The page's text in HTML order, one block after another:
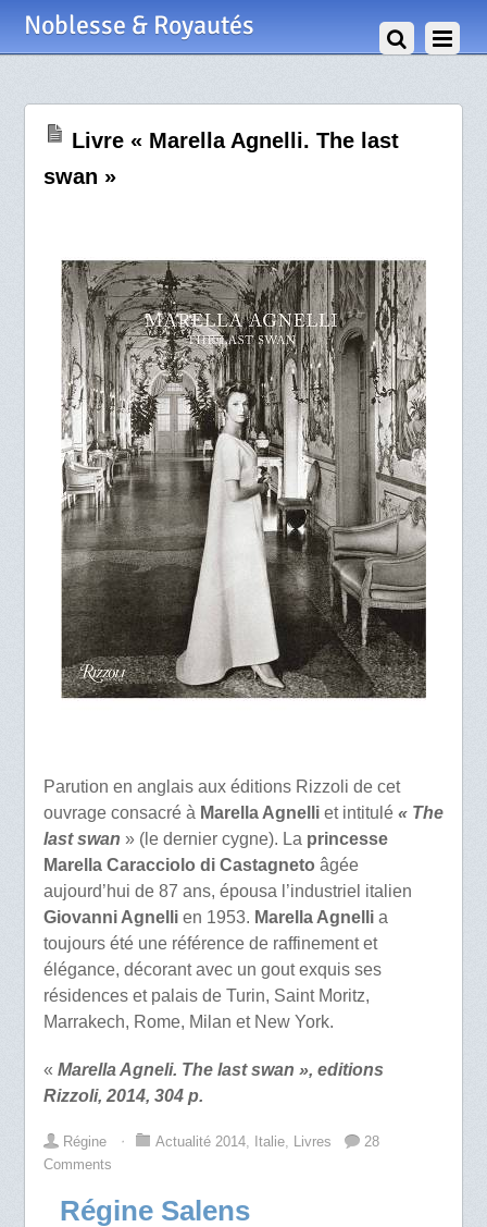
Noblesse & Royautés
Livre « Marella Agnelli. The last
swan »
Parution en anglais aux éditions Rizzoli de cet
ouvrage consacré à Marella Agnelliet intitulé « The
last swan » (le dernier cygne). La princesse
Marella Caracciolo di Castagneto âgée
aujourd’hui de 87 ans, épousa l’industriel italien
Giovanni Agnellien 1953. Marella Agnellia
toujours été une référence de raffinement et
élégance, décorant avec un gout exquis ses
résidences et palais de Turin, Saint Moritz,
Marrakech, Rome, Milan et New York.
« Marella Agneli. The last swan », editions
Rizzoli, 2014, 304 p.
Régine ⋅ Actualité 2014, Italie, Livres
28
Comments
Régine Salens